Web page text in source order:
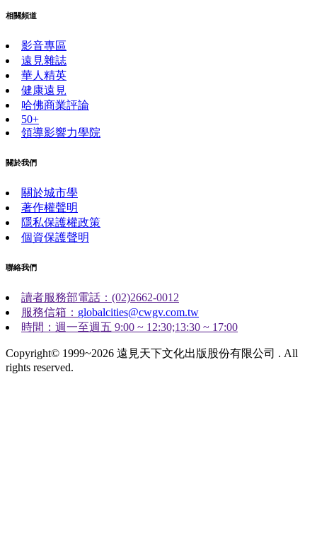
相關頻道
影音專區
遠見雜誌
華人精英
健康遠見
哈佛商業評論
50+
領導影響力學院
關於我們
關於城市學
著作權聲明
隱私保護權政策
個資保護聲明
聯絡我們
讀者服務部電話：(02)2662-0012
服務信箱： globalcities@cwgv.com.tw
時間：週一至週五 9:00 ~ 12:30;13:30 ~ 17:00
Copyright© 1999~2026 遠見天下文化出版股份有限公司 . All
rights reserved.